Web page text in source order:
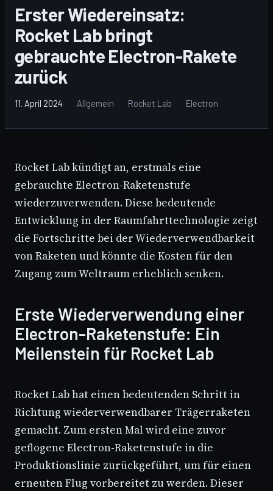
Erster Wiedereinsatz:
Rocket Lab bringt
gebrauchte Electron-Rakete
zurück
11. April 2024 Allgemein Rocket Lab Electron
Rocket Lab kündigt an, erstmals eine
gebrauchte Electron-Raketenstufe
wiederzuverwenden. Diese bedeutende
Entwicklung in der Raumfahrttechnologie zeigt
die Fortschritte bei der Wiederverwendbarkeit
von Raketen und könnte die Kosten für den
Zugang zum Weltraum erheblich senken.
Erste Wiederverwendung einer
Electron-Raketenstufe: Ein
Meilenstein für Rocket Lab
Rocket Lab hat einen bedeutenden Schritt in
Richtung wiederverwendbarer Trägerraketen
gemacht. Zum ersten Mal wird eine zuvor
geflogene Electron-Raketenstufe in die
Produktionslinie zurückgeführt, um für einen
erneuten Flug vorbereitet zu werden. Dieser